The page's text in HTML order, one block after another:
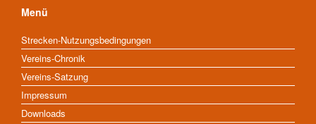
Menü
Strecken-Nutzungsbedingungen
Vereins-Chronik
Vereins-Satzung
Impressum
Downloads